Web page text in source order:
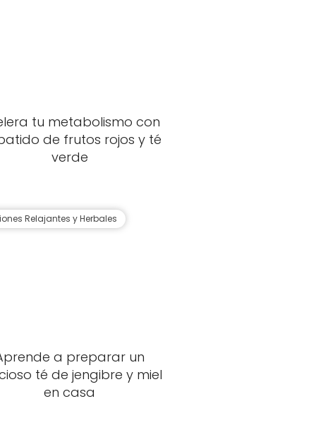
tu metabolismo con
de frutos rojos y té
verde
Relajantes y Herbales
a preparar un
té de jengibre y miel
en casa